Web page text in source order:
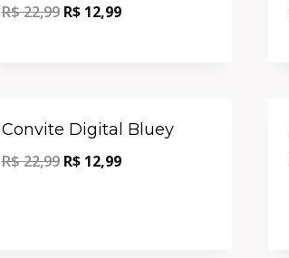
R$22,99 R$12,99
Convite Digital Bluey
R$22,99 R$12,99